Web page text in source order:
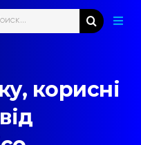
корисні